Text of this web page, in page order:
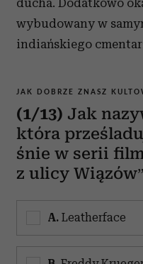
ducha. Dodatkowo
wybudowany w
indiańskiego
JAK DOBRZE ZNASZ
(1/13) Jak
która
śnie w serii
z ulicy
A. Leatherface